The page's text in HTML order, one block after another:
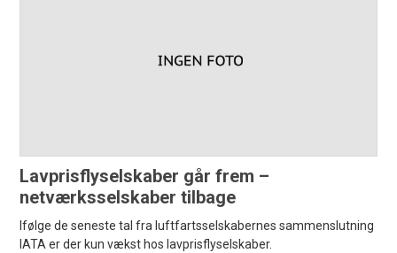
Lavprisflyselskaber går frem –
netværksselskaber tilbage
Ifølge de seneste tal fra luftfartsselskabernes sammenslutning
IATA er der kun vækst hos lavprisflyselskaber.